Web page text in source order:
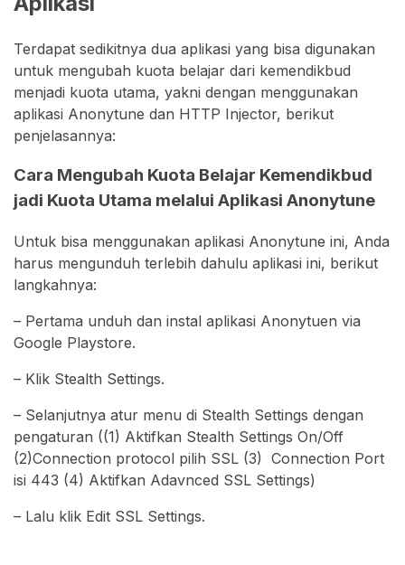
Terdapat sedikitnya dua aplikasi yang bisa digunakan
untuk mengubah kuota belajar dari kemendikbud
menjadi kuota utama, yakni dengan menggunakan
aplikasi Anonytune dan HTTP Injector, berikut
penjelasannya:
Cara Mengubah Kuota Belajar Kemendikbud
jadi Kuota Utama melalui Aplikasi Anonytune
Untuk bisa menggunakan aplikasi Anonytune ini, Anda
harus mengunduh terlebih dahulu aplikasi ini, berikut
langkahnya:
– Pertama unduh dan instal aplikasi Anonytuen via
Google Playstore.
– Klik Stealth Settings.
– Selanjutnya atur menu di Stealth Settings dengan
pengaturan ((1) Aktifkan Stealth Settings On/Off
(2)Connection protocol pilih SSL (3) Connection Port
isi 443 (4) Aktifkan Adavnced SSL Settings)
– Lalu klik Edit SSL Settings.